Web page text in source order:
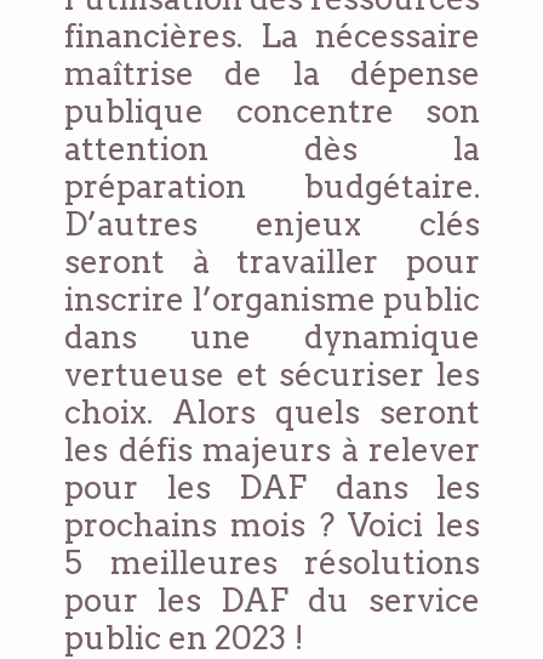
financières. La nécessaire
maîtrise de la dépense
publique concentre son
attention dès la
préparation budgétaire.
D’autres enjeux clés
seront à travailler pour
inscrire l’organisme public
dans une dynamique
vertueuse et sécuriser les
choix. Alors quels seront
les défis majeurs à relever
pour les DAF dans les
prochains mois ? Voici les
5 meilleures résolutions
pour les DAF du service
public en 2023 !